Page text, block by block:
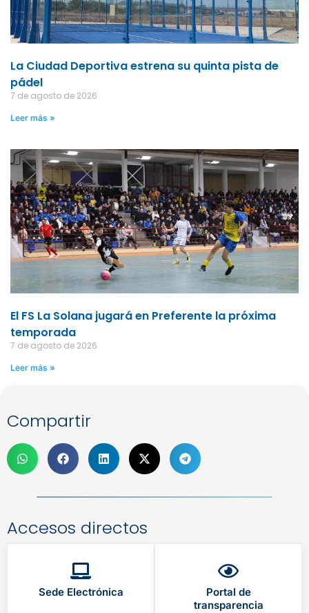
La Ciudad Deportiva estrena su quinta pista de
pádel
7 de agosto de 2026
Leer más »
El FS La Solana jugará en Preferente la próxima
temporada
7 de agosto de 2026
Leer más »
Compartir
Accesos directos
Sede Electrónica
Portal de
transparencia